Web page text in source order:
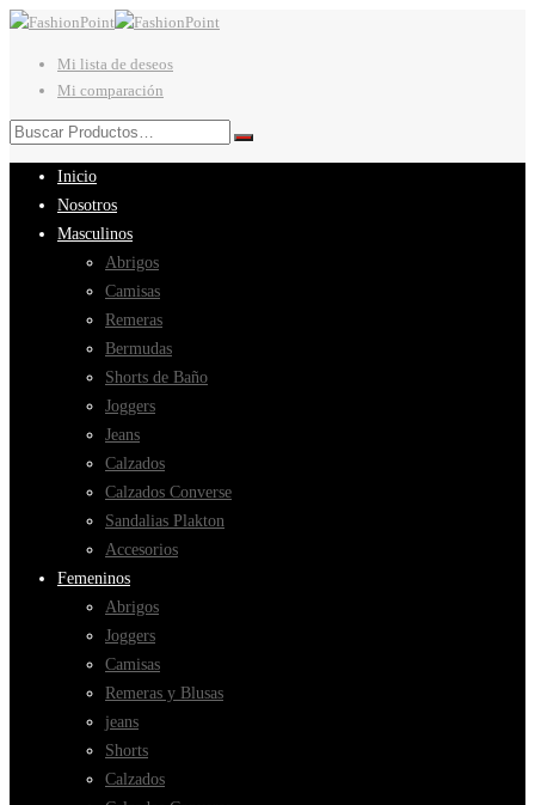
Mi lista de deseos
Mi comparación
Inicio
Nosotros
Masculinos
Abrigos
Camisas
Remeras
Bermudas
Shorts de Baño
Joggers
Jeans
Calzados
Calzados Converse
Sandalias Plakton
Accesorios
Femeninos
Abrigos
Joggers
Camisas
Remeras y Blusas
jeans
Shorts
Calzados